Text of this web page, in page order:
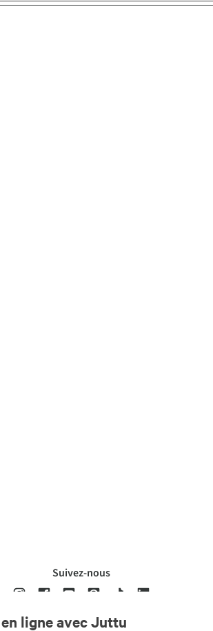
ligne avec Juttu
Suivez-nous